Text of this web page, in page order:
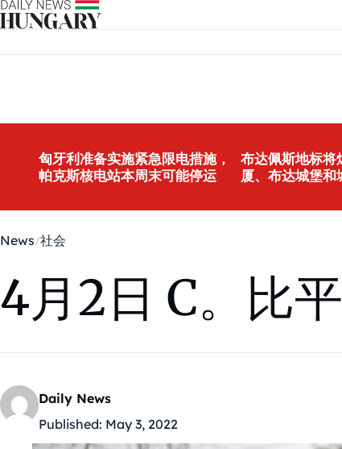
Skip to content
匈牙利准备实施紧急限电措施，
帕克斯核电站本周末可能停运
布达佩斯地标将
厦、布达城堡和
News 社会
4月2日 C。比
Daily News
Published: May 3, 2022